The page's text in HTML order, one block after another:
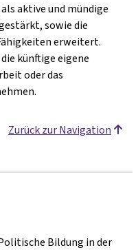
aktive und mündige
sowie die
erweitert.
künftige eigene
oder das
Zurück zur Navigation
Bildung in der